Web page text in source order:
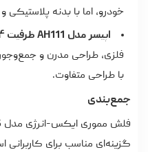
خودرو، اما با بدنه
اپیسر مدل AH111 ظرفیت ۶۴ گیگابایت (USB 2.0):
فلزی، طراحی مدرن و
با طراحی متفاوت.
جمع‌بندی
گزینه‌ای مناسب برای